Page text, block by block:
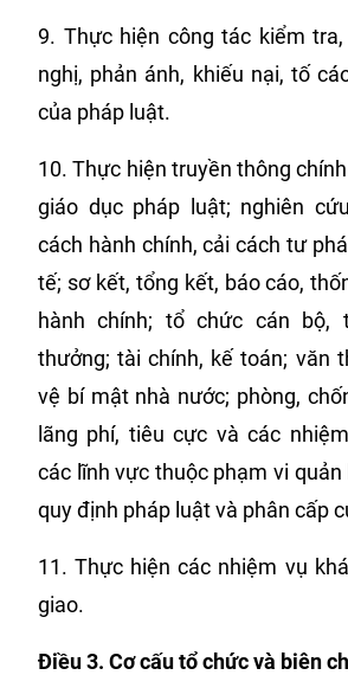
9. Thực hiện công tác kiểm
nghị, phản ánh, khiếu nại, tố
của pháp luật.
10. Thực hiện truyền thông
giáo dục pháp luật; nghiên
cách hành chính, cải cách tư
tế; sơ kết, tổng kết, báo cáo,
hành chính; tổ chức cán bộ,
thưởng; tài chính, kế toán; văn
vệ bí mật nhà nước; phòng,
lãng phí, tiêu cực và các
các lĩnh vực thuộc phạm vi quản
quy định pháp luật và phân cấp
11. Thực hiện các nhiệm vụ
giao.
Điều 3. Cơ cấu tổ chứcvà biên